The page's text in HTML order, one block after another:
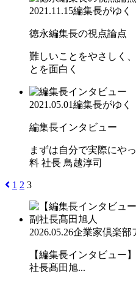
2021.11.15編集長がゆく
徳永編集長の視点論点
難しいことをやさしく
とを面白く
2021.05.01編集長がゆく
編集長インタビュー
まずは自分で実際にや
料 社長 鳥越淳司
1 2 3
2026.05.26企業家倶楽部
【編集長インタビュー
社長髙田旭...